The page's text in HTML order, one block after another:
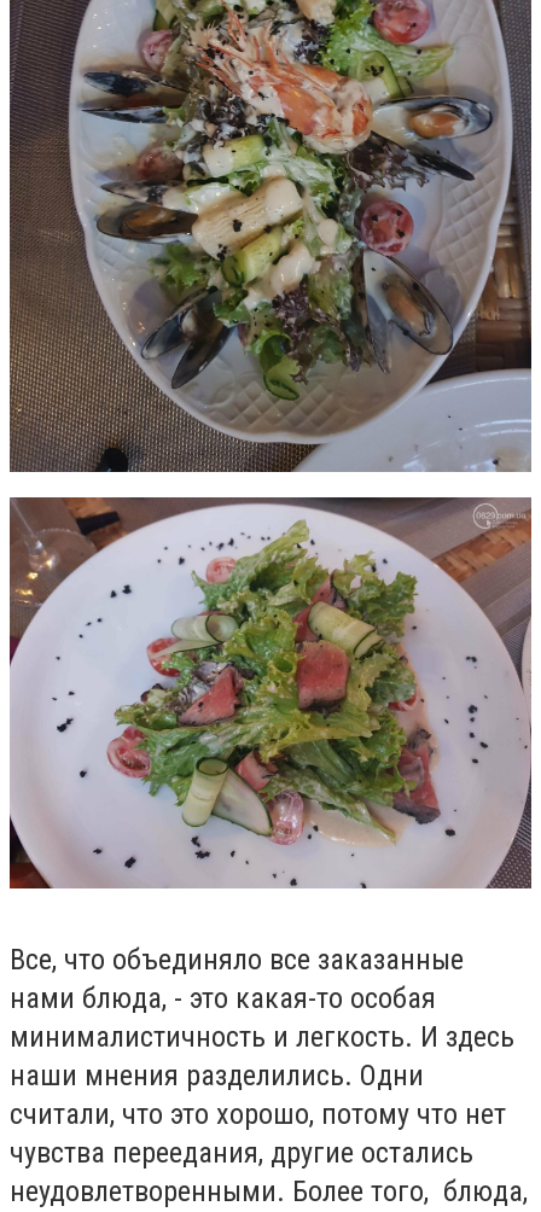
Все, что объединяло все заказанные
нами блюда, - это какая-то особая
минималистичность и легкость. И здесь
наши мнения разделились. Одни
считали, что это хорошо, потому что нет
чувства переедания, другие остались
неудовлетворенными. Более того, блюда,